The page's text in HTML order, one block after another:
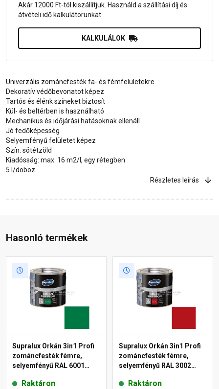
Akár 12000 Ft-tól kiszállítjuk. Használd a szállítási díj és
átvételi idő kalkulátorunkat.
KALKULÁLOK
Univerzális zománcfesték fa- és fémfelületekre
Dekoratív védőbevonatot képez
Tartós és élénk színeket biztosít
Kül- és beltérben is használható
Mechanikus és időjárási hatásoknak ellenáll
Jó fedőképesség
Selyemfényű felületet képez
Szín: sötétzöld
Kiadósság: max. 16 m2/l, egy rétegben
5 l/doboz
Részletes leírás
Hasonló termékek
Supralux Orkán 3in1 Profi
zománcfesték fémre,
selyemfényű RAL 6001
Raktáron
Supralux Orkán 3in1 Profi
zománcfesték fémre,
selyemfényű RAL 3002
Raktáron